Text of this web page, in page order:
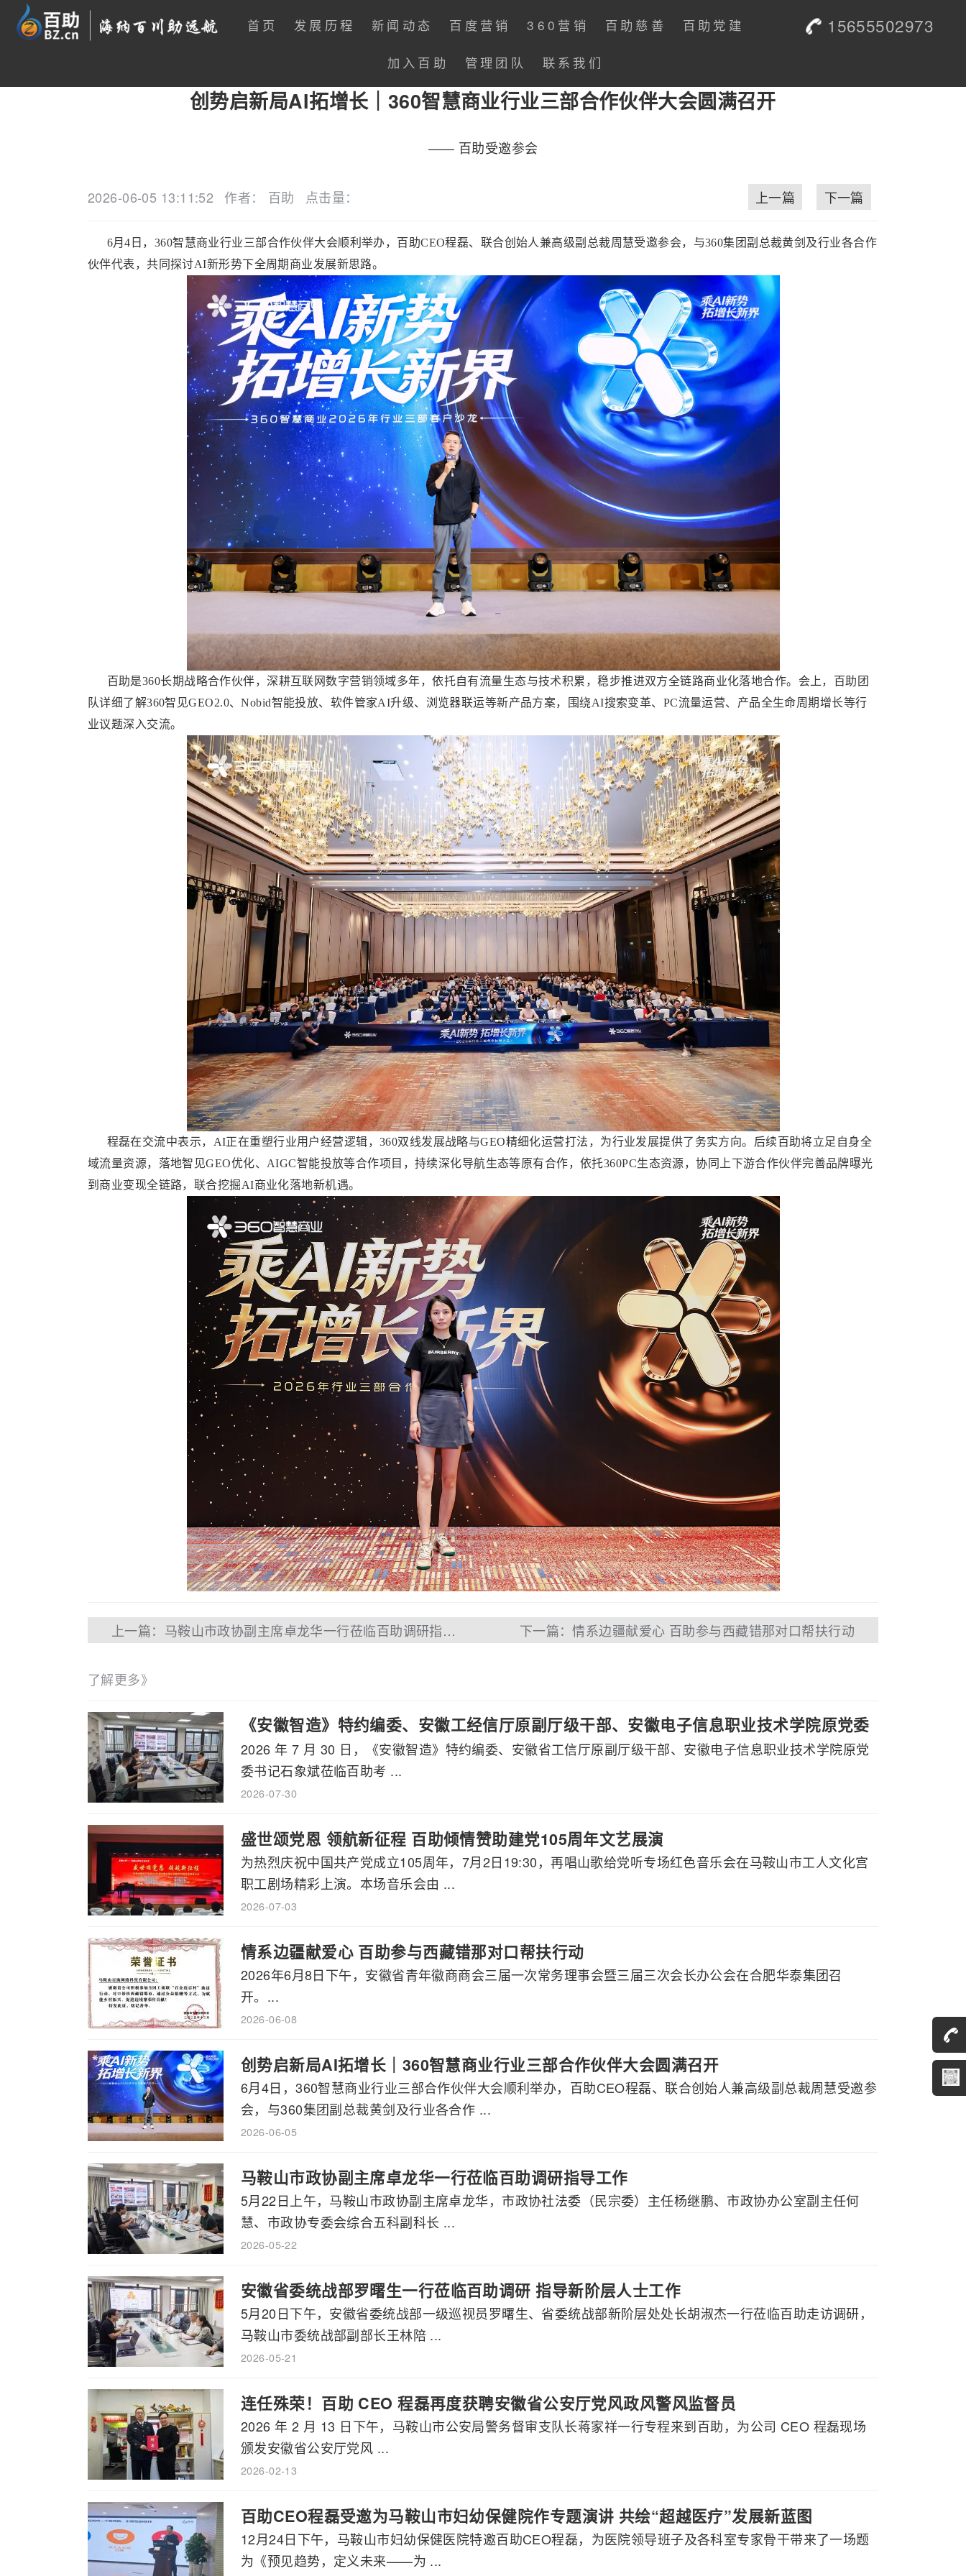
首页 发展历程 新闻动态 百度营销 360营销 百助慈善 百助党建
加入百助 管理团队 联系我们
15655502973
创势启新局AI拓增长｜360智慧商业行业三部合作伙伴大会圆满召开
—— 百助受邀参会
2026-06-05 13:11:52 作者： 百助 点击量： 下一篇
上一篇
6月4日，360智慧商业行业三部合作伙伴大会顺利举办，百助CEO程磊、联合创始人兼高级副总裁周慧受邀参会，与360集团副总裁黄剑及行业各合作
伙伴代表，共同探讨AI新形势下全周期商业发展新思路。
百助是360长期战略合作伙伴，深耕互联网数字营销领域多年，依托自有流量生态与技术积累，稳步推进双方全链路商业化落地合作。会上，百助团
队详细了解360智见GEO2.0、Nobid智能投放、软件管家AI升级、浏览器联运等新产品方案，围绕AI搜索变革、PC流量运营、产品全生命周期增长等行
业议题深入交流。
程磊在交流中表示，AI正在重塑行业用户经营逻辑，360双线发展战略与GEO精细化运营打法，为行业发展提供了务实方向。后续百助将立足自身全
域流量资源，落地智见GEO优化、AIGC智能投放等合作项目，持续深化导航生态等原有合作，依托360PC生态资源，协同上下游合作伙伴完善品牌曝光
到商业变现全链路，联合挖掘AI商业化落地新机遇。
上一篇：马鞍山市政协副主席卓龙华一行莅临百助调研指导工作 下一篇：情系边疆献爱心 百助参与西藏错那对口帮扶行动
了解更多》
《安徽智造》特约编委、安徽工经信厅原副厅级干部、安徽电子信息职业技术学院原党委
书记石象斌莅临百助考察交流
2026 年 7 月 30 日，《安徽智造》特约编委、安徽省工信厅原副厅级干部、安徽电子信息职业技术学院原党
委书记石象斌莅临百助考 ...
2026-07-30
盛世颂党恩 领航新征程 百助倾情赞助建党105周年文艺展演
为热烈庆祝中国共产党成立105周年，7月2日19:30，再唱山歌给党听专场红色音乐会在马鞍山市工人文化宫
职工剧场精彩上演。本场音乐会由 ...
2026-07-03
情系边疆献爱心 百助参与西藏错那对口帮扶行动
2026年6月8日下午，安徽省青年徽商商会三届一次常务理事会暨三届三次会长办公会在合肥华泰集团召
开。...
2026-06-08
创势启新局AI拓增长｜360智慧商业行业三部合作伙伴大会圆满召开
6月4日，360智慧商业行业三部合作伙伴大会顺利举办，百助CEO程磊、联合创始人兼高级副总裁周慧受邀参
会，与360集团副总裁黄剑及行业各合作 ...
2026-06-05
马鞍山市政协副主席卓龙华一行莅临百助调研指导工作
5月22日上午，马鞍山市政协副主席卓龙华，市政协社法委（民宗委）主任杨继鹏、市政协办公室副主任何
慧、市政协专委会综合五科副科长 ...
2026-05-22
安徽省委统战部罗曙生一行莅临百助调研 指导新阶层人士工作
5月20日下午，安徽省委统战部一级巡视员罗曙生、省委统战部新阶层处处长胡淑杰一行莅临百助走访调研，
马鞍山市委统战部副部长王林陪 ...
2026-05-21
连任殊荣！百助 CEO 程磊再度获聘安徽省公安厅党风政风警风监督员
2026 年 2 月 13 日下午，马鞍山市公安局警务督审支队长蒋家祥一行专程来到百助，为公司 CEO 程磊现场
颁发安徽省公安厅党风 ...
2026-02-13
百助CEO程磊受邀为马鞍山市妇幼保健院作专题演讲 共绘“超越医疗”发展新蓝图
12月24日下午，马鞍山市妇幼保健医院特邀百助CEO程磊，为医院领导班子及各科室专家骨干带来了一场题
为《预见趋势，定义未来——为 ...